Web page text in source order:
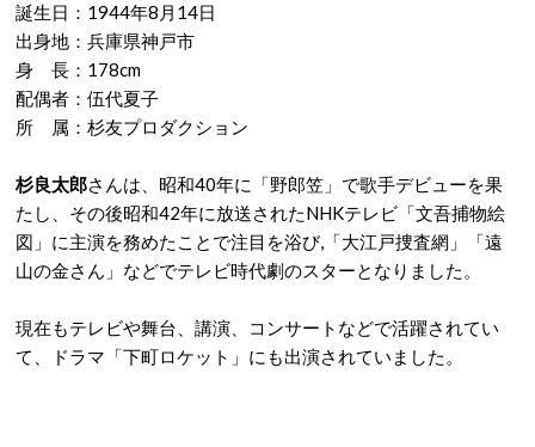
誕生日：1944年8月14日
出身地：兵庫県神戸市
身 長：178cm
配偶者：伍代夏子
所 属：杉友プロダクション
杉良太郎さんは、昭和40年に「野郎笠」で歌手デビューを果
たし、その後昭和42年に放送されたNHKテレビ「文吾捕物絵
図」に主演を務めたことで注目を浴び,「大江戸捜査網」「遠
山の金さん」などでテレビ時代劇のスターとなりました。
現在もテレビや舞台、講演、コンサートなどで活躍されてい
て、ドラマ「下町ロケット」にも出演されていました。